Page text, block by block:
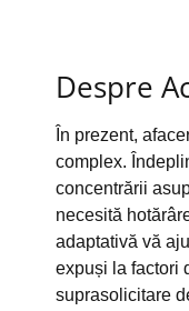
Despre
În prezent,
complex.
concentrării
necesită
adaptativă vă
expuși la factori
suprasolicitare